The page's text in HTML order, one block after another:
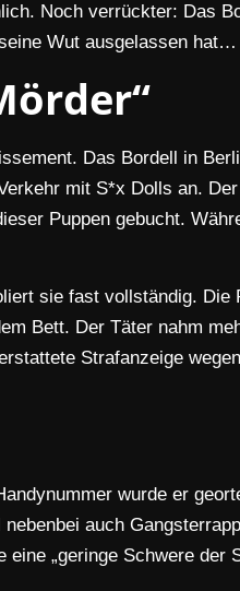
Noch verrückter: Das
Wut ausgelassen hat…
Das Bordell in
mit S*x Dolls an.
Puppen gebucht.
sie fast vollständig. Die
Bett. Der Täter nahm
Strafanzeige wegen
wurde er
auch
„geringe Schwere der